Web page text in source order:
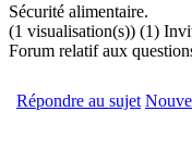
Sécurité alimentaire.
(1 visualisation(s)) (1)
Forum relatif aux
Répondre au sujet